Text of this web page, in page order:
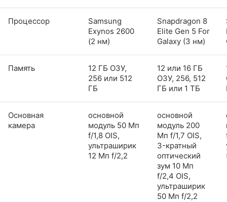
Процессор
Samsung
Exynos 2600
(2 нм)
Snapdragon 8
Elite Gen 5 For
Galaxy (3 нм)
Память
12 ГБ ОЗУ,
256 или 512
ГБ
12 или 16 ГБ
ОЗУ, 256, 512
ГБ или 1 ТБ
Основная
камера
основной
модуль 50 Мп
f/1,8 OIS,
ультраширик
12 Мп f/2,2
основной
модуль 200
Мп f/1,7 OIS,
3-кратный
оптический
зум 10 Мп
f/2,4 OIS,
ультраширик
50 Мп f/2,2